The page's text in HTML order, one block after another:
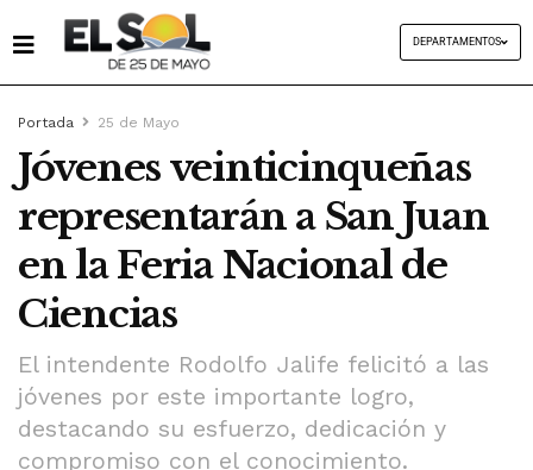
DEPARTAMENTOS
Portada 25 de Mayo
Jóvenes veinticinqueñas
representarán a San Juan
en la Feria Nacional de
Ciencias
El intendente Rodolfo Jalife felicitó a las
jóvenes por este importante logro,
destacando su esfuerzo, dedicación y
compromiso con el conocimiento.